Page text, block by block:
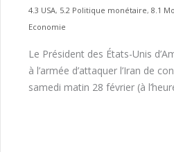
4.3 USA, 5.2 Politique monétaire, 8.1
Economie
Le Président des États-Unis
à l’armée d’attaquer l’Iran de
samedi matin 28 février (à